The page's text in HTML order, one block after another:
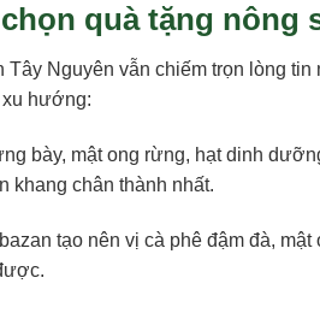
quà tặng nông
Tây Nguyên vẫn chiếm trọn lòng
xu hướng:
bày, mật ong rừng, hạt dinh
khang chân thành nhất.
tạo nên vị cà phê đậm đà,